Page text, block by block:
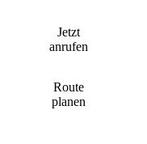
Jetzt
anrufen
Route
planen